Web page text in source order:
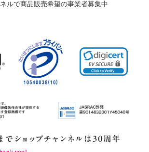
ルで商品販売希望の事業者募集中